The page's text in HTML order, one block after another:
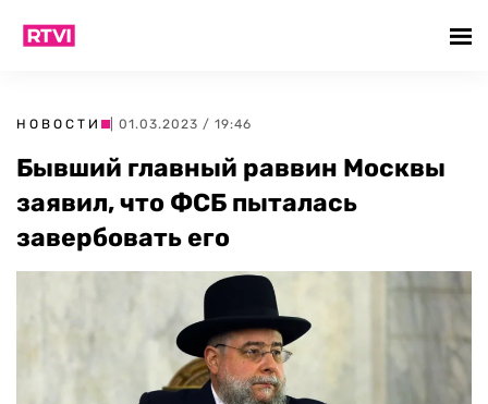
НОВОСТИ | 01.03.2023 / 19:46
Бывший главный раввин Москвы
заявил, что ФСБ пыталась
завербовать его